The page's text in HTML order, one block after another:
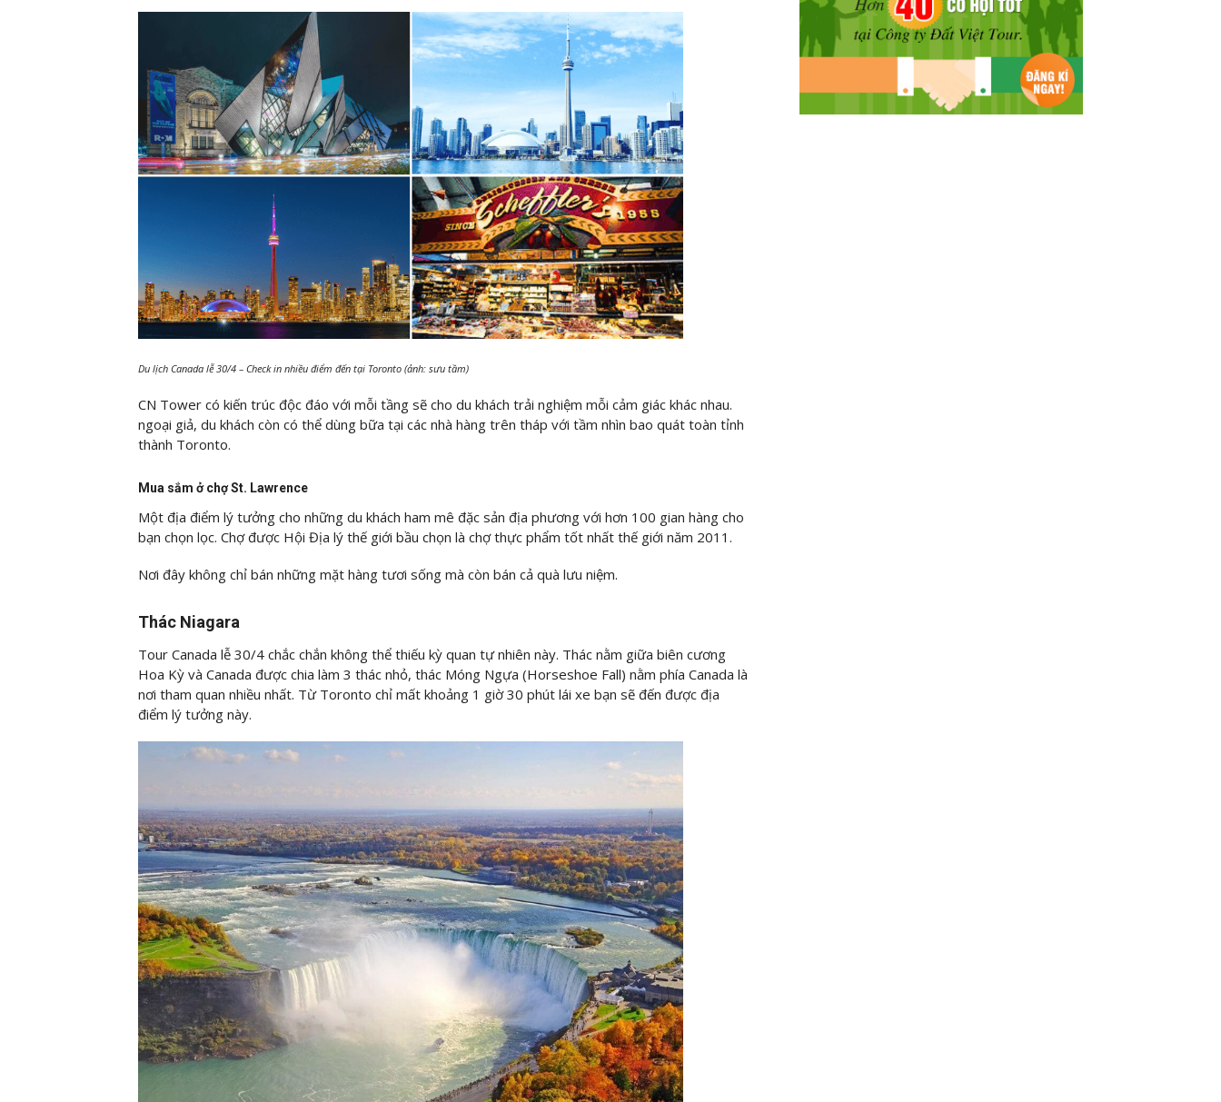
Du lịch Canada lễ 30/4 – Check in nhiều điểm đến tại Toronto (ảnh: sưu tầm)
CN Tower có kiến trúc độc đáo với mỗi tầng sẽ cho du khách trải nghiệm mỗi cảm giác khác nhau.
ngoại giả, du khách còn có thể dùng bữa tại các nhà hàng trên tháp với tầm nhìn bao quát toàn tỉnh
thành Toronto.
Mua sắm ở chợ St. Lawrence
Một địa điểm lý tưởng cho những du khách ham mê đặc sản địa phương với hơn 100 gian hàng cho
bạn chọn lọc. Chợ được Hội Địa lý thế giới bầu chọn là chợ thực phẩm tốt nhất thế giới năm 2011.
Nơi đây không chỉ bán những mặt hàng tươi sống mà còn bán cả quà lưu niệm.
Thác Niagara
Tour Canada lễ 30/4 chắc chắn không thể thiếu kỳ quan tự nhiên này. Thác nằm giữa biên cương
Hoa Kỳ và Canada được chia làm 3 thác nhỏ, thác Móng Ngựa (Horseshoe Fall) nằm phía Canada là
nơi tham quan nhiều nhất. Từ Toronto chỉ mất khoảng 1 giờ 30 phút lái xe bạn sẽ đến được địa
điểm lý tưởng này.